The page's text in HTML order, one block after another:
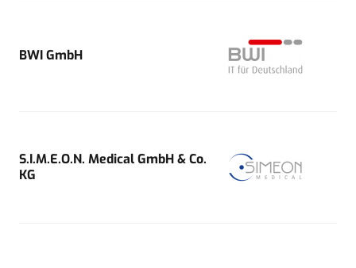
BWI GmbH
S.I.M.E.O.N. Medical GmbH & Co.
KG